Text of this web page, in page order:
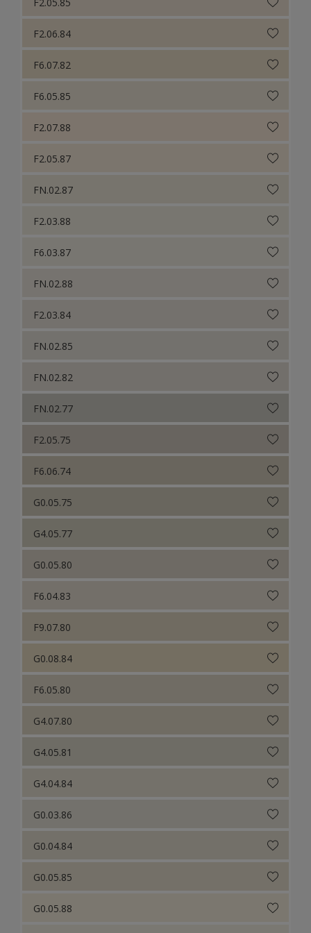
F2.06.84
F6.07.82
F6.05.85
F2.07.88
F2.05.87
FN.02.87
F2.03.88
F6.03.87
FN.02.88
F2.03.84
FN.02.85
FN.02.82
FN.02.77
F2.05.75
F6.06.74
G0.05.75
G4.05.77
G0.05.80
F6.04.83
F9.07.80
G0.08.84
F6.05.80
G4.07.80
G4.05.81
G4.04.84
G0.03.86
G0.04.84
G0.05.85
G0.05.88